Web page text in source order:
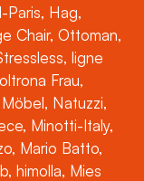
Paris, Hag,
Chair, Ottoman,
ligne
Frau,
Natuzzi,
Minotti-Italy,
Mario Batto,
himolla, Mies